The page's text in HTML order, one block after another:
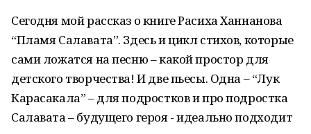
Сегодня мой рассказ о книге Расиха Ханнанова
“Пламя Салавата”. Здесь и цикл стихов, которые
сами ложатся на песню – какой простор для
детского творчества! И две пьесы. Одна – “Лук
Карасакала” – для подростков и про подростка
Салавата – будущего героя - идеально подходит